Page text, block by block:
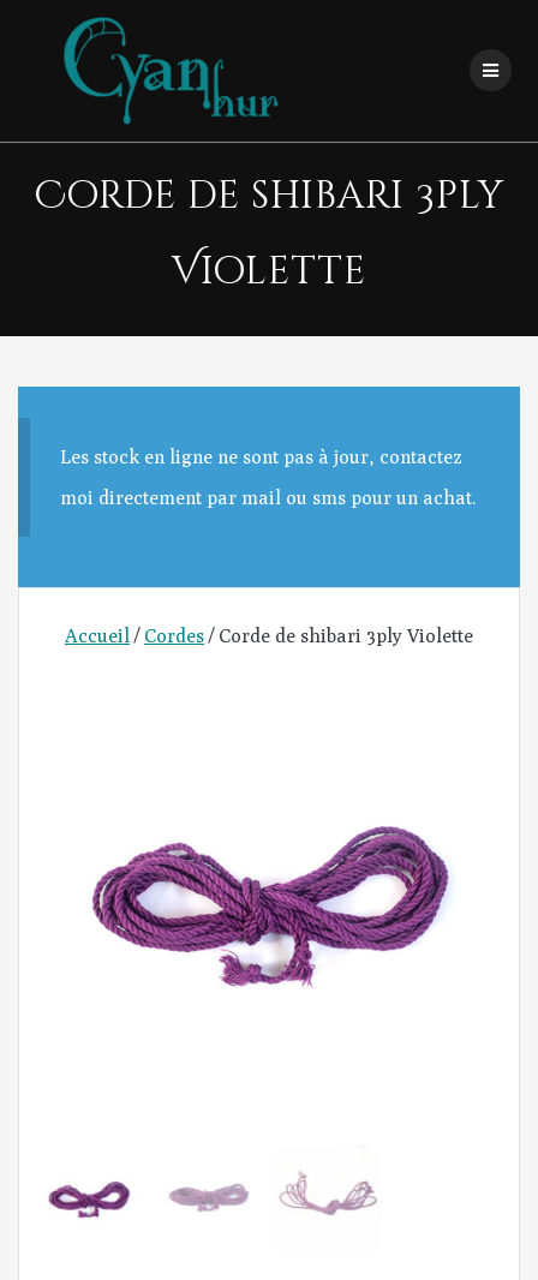
Corde de shibari 3ply
Violette
Les stock en ligne ne sont pas à jour, contactez
moi directement par mail ou sms pour un achat.
Accueil/ Cordes/ Corde de shibari 3ply Violette